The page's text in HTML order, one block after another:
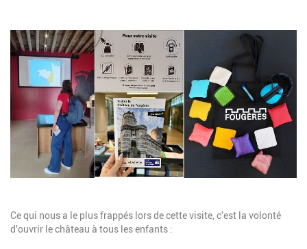
Image
Description
Ce qui nous a le plus frappés lors de cette visite, c'est la volonté
d'ouvrir le château à tous les enfants :